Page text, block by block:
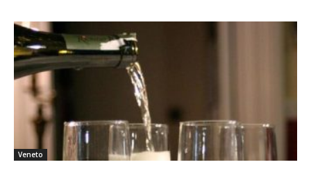
Veneto